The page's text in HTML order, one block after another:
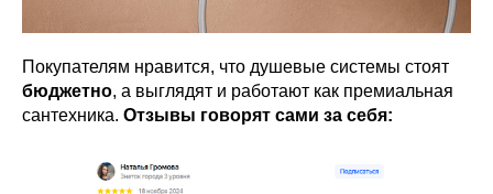
Покупателям нравится, что душевые системы стоят
бюджетно, а выглядят и работают как премиальная
сантехника. Отзывы говорят сами за себя: